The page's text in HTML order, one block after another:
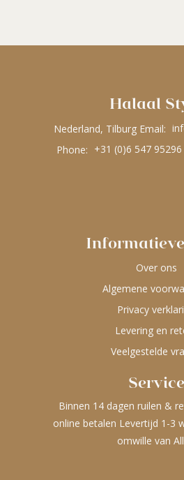
Halaal
Nederland, Tilburg Email:
Phone: +31 (0)6 547 95296
Over ons
Algemene
Privacy
Levering en
Veelgestelde
Service
Binnen 14 dagen ruilen &
online betalen Levertijd 1-3
omwille van